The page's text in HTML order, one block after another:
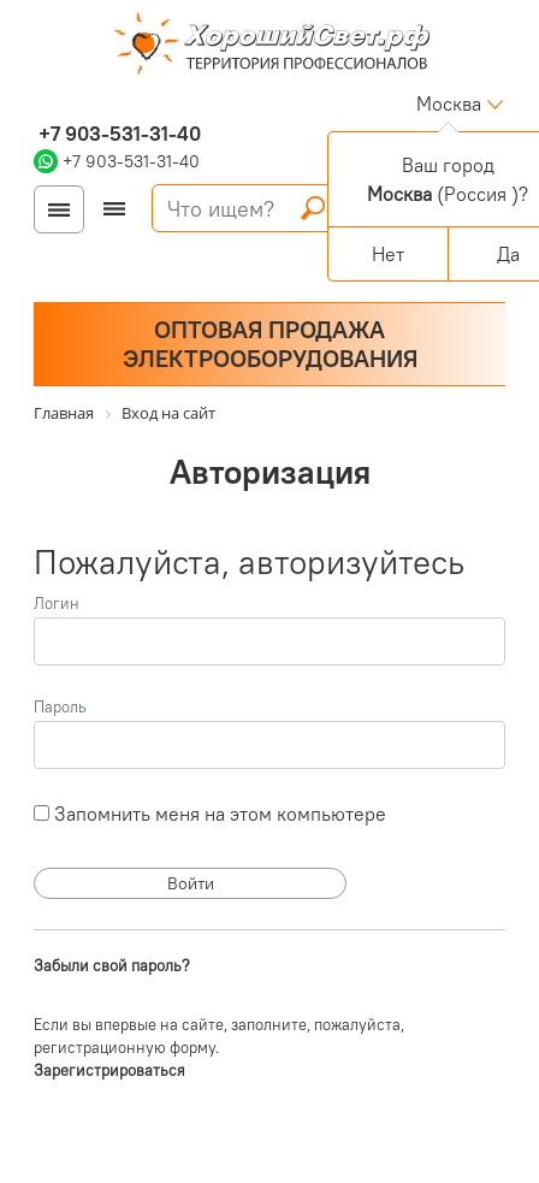
+7 903-531-31-40
+7 903-531-31-40
Москва
Войти
Регистрация
Корзина
0 позиций
Персональный раздел
ОПТОВАЯ ПРОДАЖА
ЭЛЕКТРООБОРУДОВАНИЯ
Главная Вход на сайт
Авторизация
Пожалуйста, авторизуйтесь
Логин
Пароль
Запомнить меня на этом компьютере
Забыли свой пароль?
Если вы впервые на сайте, заполните, пожалуйста,
регистрационную форму.
Зарегистрироваться
Ваш город
Москва (Россия )?
Нет Да